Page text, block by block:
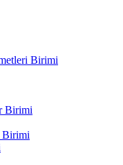
Birimi
Birimi
Birimi